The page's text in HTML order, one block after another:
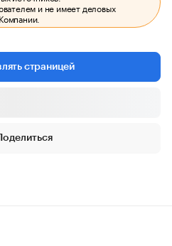
и не имеет деловых
страницей